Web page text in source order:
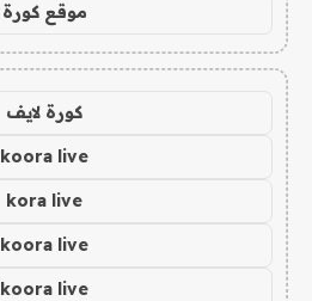
موقع كورة
كورة لايف
koora live
kora live
koora live
koora live